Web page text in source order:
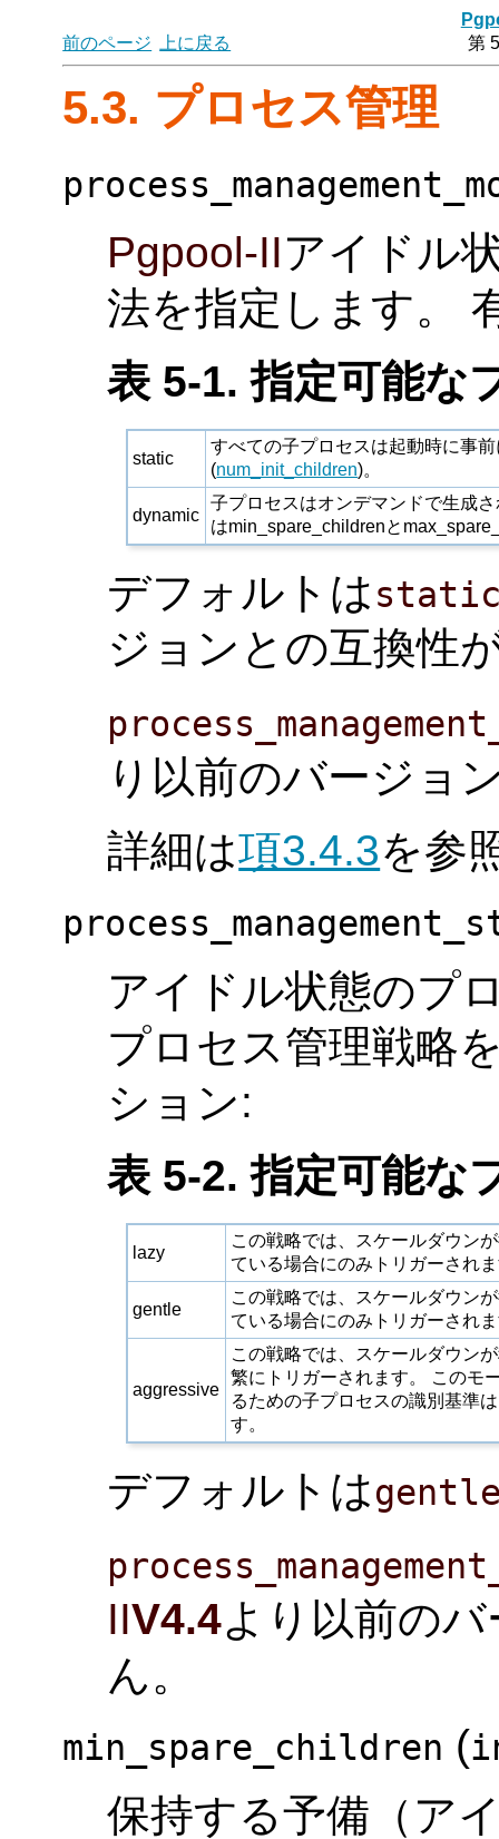
前のページ
上に戻る 第
5.3. プロセス管理
Pgpool-IIアイドル
法を指定します。
表 5-1. 指定可能な
static
すべての子プロセスは起動時に事
(num_init_children)。
dynamic
子プロセスはオンデマンドで生成
はmin_spare_childrenと
デフォルトは
ジョンとの互換性
り以前のバージョ
詳細は項3.4.3を参
アイドル状態のプ
プロセス管理戦略
ション:
表 5-2. 指定可能な
lazy
この戦略では、スケールダウン
ている場合にのみトリガーされ
gentle
この戦略では、スケールダウン
ている場合にのみトリガーされ
aggressive
この戦略では、スケールダウン
繁にトリガーされます。 このモ
るための子プロセスの識別基準
す。
デフォルトは
IIV4.4より以前の
ん。
min_spare_children (
保持する予備（ア